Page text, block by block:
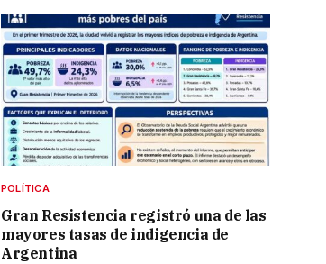
POLÍTICA
Gran Resistencia registró una de las
mayores tasas de indigencia de
Argentina